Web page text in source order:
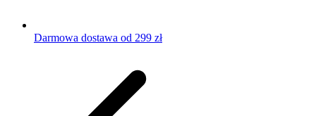
Darmowa dostawa od 299 zł